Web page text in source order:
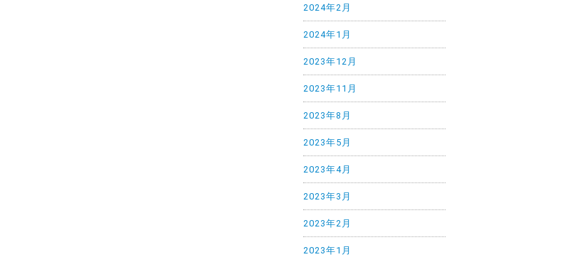
2024年2月
2024年1月
2023年12月
2023年11月
2023年8月
2023年5月
2023年4月
2023年3月
2023年2月
2023年1月